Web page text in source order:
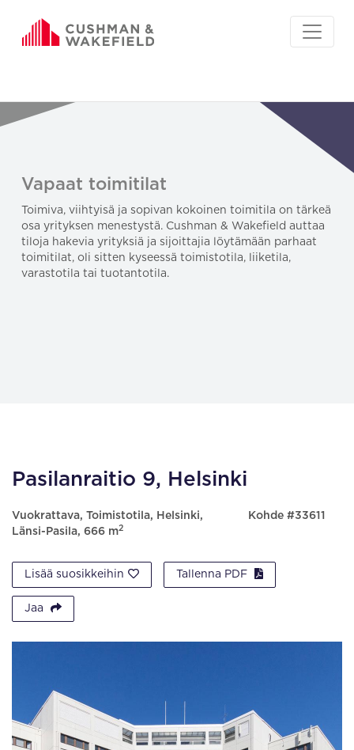
Vapaat toimitilat
Toimiva, viihtyisä ja sopivan kokoinen toimitila on tärkeä
osa yrityksen menestystä. Cushman & Wakefield auttaa
tiloja hakevia yrityksiä ja sijoittajia löytämään parhaat
toimitilat, oli sitten kyseessä toimistotila, liiketila,
varastotila tai tuotantotila.
Pasilanraitio 9, Helsinki
Vuokrattava, Toimistotila, Helsinki,
Länsi-Pasila, 666 m2
Kohde #33611
Lisää suosikkeihin Tallenna PDF
Jaa